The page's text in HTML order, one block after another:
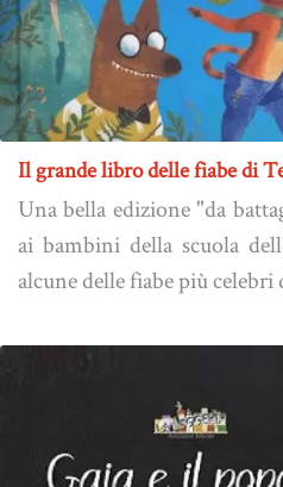
Il grande libro delle fiabe di
Una bella edizione "da
ai bambini della scuola
alcune delle fiabe più celebri